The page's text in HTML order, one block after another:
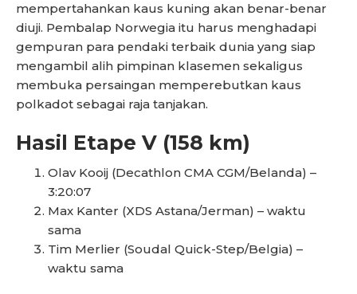
mempertahankan kaus kuning akan benar-benar
diuji. Pembalap Norwegia itu harus menghadapi
gempuran para pendaki terbaik dunia yang siap
mengambil alih pimpinan klasemen sekaligus
membuka persaingan memperebutkan kaus
polkadot sebagai raja tanjakan.
Hasil Etape V (158 km)
Olav Kooij (Decathlon CMA CGM/Belanda) –
3:20:07
Max Kanter (XDS Astana/Jerman) – waktu
sama
Tim Merlier (Soudal Quick-Step/Belgia) –
waktu sama